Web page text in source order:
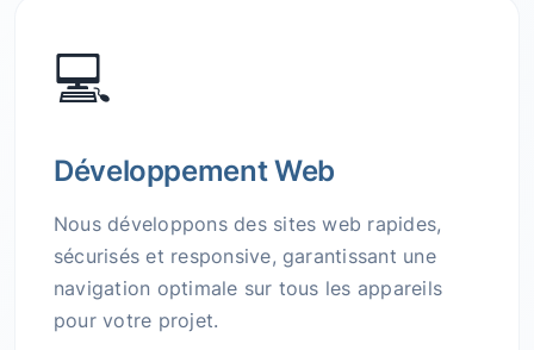
💻
Développement Web
Nous développons des sites web rapides,
sécurisés et responsive, garantissant une
navigation optimale sur tous les appareils
pour votre projet.